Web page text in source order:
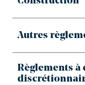
Autres
Règlements à